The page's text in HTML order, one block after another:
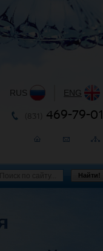
RUS ENG
469-79-01
Найти!